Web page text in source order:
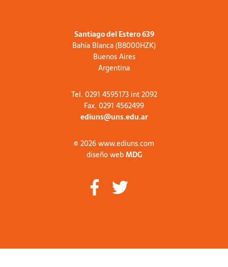
Santiago del Estero 639
Bahía Blanca (B8000HZK)
Buenos Aires
Argentina
Tel. 0291 4595173 int 2092
Fax. 0291 4562499
ediuns@uns.edu.ar
© 2026 www.ediuns.com
diseño webMDG